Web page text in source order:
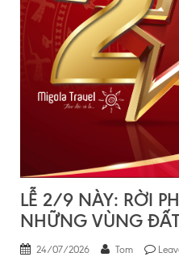
LỄ 2/9 NÀY: RỜI
NHỮNG VÙNG
24/07/2026 Tom